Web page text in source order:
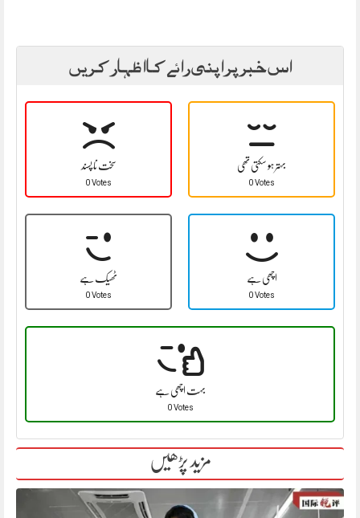
اس خبر پر اپنی رائے کا اظہار کریں
سخت نا پسند
0 Votes
بہتر ہو سکتی تھی
0 Votes
ٹھیک ہے
0 Votes
اچھی ہے
0 Votes
بہت اچھی ہے
0 Votes
مزید پڑھیں